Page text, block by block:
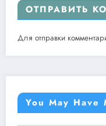
ОТПРАВИТЬ
Для отправки
You May Have